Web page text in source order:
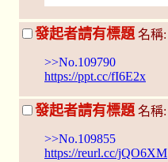
發起者請有標題 名稱:
>>No.109790
https://ppt.cc/fI6E2x
發起者請有標題 名稱:
>>No.109855
https://reurl.cc/jQO6XM